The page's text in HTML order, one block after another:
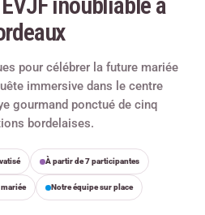
pour célébrer la future mariée
immersive dans le centre
gourmand ponctué de cinq
bordelaises.
À partir de 7 participantes
Notre équipe sur place